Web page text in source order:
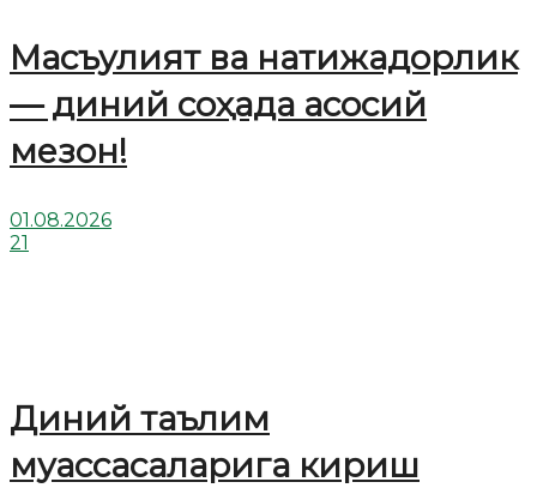
Масъулият ва натижадорлик
— диний соҳада асосий
мезон!
01.08.2026
21
Диний таълим
муассасаларига кириш